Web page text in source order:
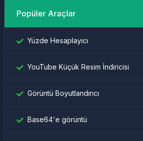
Popüler Araçlar
Yüzde Hesaplayıcı
YouTube Küçük Resim İndiricisi
Görüntü Boyutlandırıcı
Base64'e görüntü